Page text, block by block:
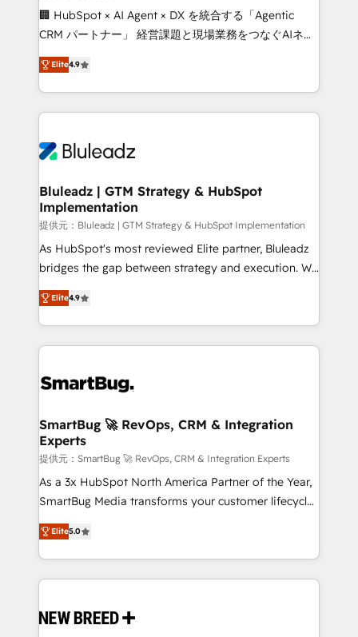
around your business, not a template. ➤ Migration:
Move from any legacy CRM. Zero downtime, full data
run your revenue process. Sales, marketing, and
service wired together. ➤ AI and Integrations: Layer
tune-ups, feature rollouts, adoption coaching. Buying
HubSpot, switching to it, or reviving a stale portal?
🏢 HubSpot × AI Agent × DX を統合する「Agentic
CRM パートナー」 経営課題と現場業務をつなぐAIネイ
ティブ・エージェンシーとして、HubSpot Eliteの実装
力で顧客フロント業務を再設計します。 💡 100inc は何
をする会社か？ HubSpotを共通基盤に、AIエージェン
トを組み込んだ顧客フロント業務（マーケティング・営
ィブ・エージェンシーです。事業部・グループ会社・部
を、CRMを軸とした全社共通基盤に再構築します。意
思決定者・PMO・現場担当者に並走します。 1️⃣
HubSpot導入・活用支援 顧客データの一元化から、
GTMの見える化・自動化まで。全Hub統合運用、デー
タ品質設計、グループ横断のCRM統合に対応します。
の一部をAIが自律実行する組織への移行を設計・実装。
Breeze・Claude等をHubSpotと連携させ、役割定義・
革を、構想から実装・定着までPMOとして主導。「設
の統合・浸透・変革管理を実行します。 ▸ CMS戦略設
計・構築：リード獲得・CVR・SEOを前提にした情報設
計・導線設計・テンプレート設計をContent Hubで一体
提供。 ▸ 既存CRM・MAからの移行支援：Salesforce・
Marketo・Pardot等からの移行、カスタム設計、履歴
Perplexity等のAI検索からの流入・引用を前提にコンテ
ンツとサイト構造を最適化。 🏆 なぜ100incを選ぶの
ISO9001:2015 取得 ✓ 400社以上の導入実績 ✓
HubSpot大百科 出版 CRM・AI活用に関するご相談、現
Elite4.9
Bluleadz | GTM Strategy & HubSpot
Implementation
提供元：Bluleadz | GTM Strategy & HubSpot Implementation
As HubSpot's most reviewed Elite partner, Bluleadz
bridges the gap between strategy and execution. We
don't just "set up tools" — we install the GTM
Operating System (GTM OS) to align your leadership
and engineer a portal that drives predictable
revenue velocity. 🚀 GTM Strategy & Alignment
stalling growth. Fix your ICP, Math, and Story to stop
Scalable Architecture: Zero-technical-debt setup
across all Hubs, validated by our 7 HubSpot
Accreditations. AI-Powered RevOps: Breeze AI,
custom AI agents, and high-integrity migrations for
total reporting clarity. Security & Compliance: SOC 2
security. 🏆 Why Bluleadz? GTM OS Partner | 16+
Years Experience | 1,000+ Five-Star Reviews
Elite4.9
SmartBug 🚀 RevOps, CRM & Integration
Experts
提供元：SmartBug 🚀 RevOps, CRM & Integration Experts
As a 3x HubSpot North America Partner of the Year,
SmartBug Media transforms your customer lifecycle
into a revenue engine. Our unified ecosystem
includes specialized divisions Globalia (AI &
Software) and Point Success Media (Paid Media),
making this the official home for all three brands. 🔄
and system integrations powered by Globalia’s
Elite5.0